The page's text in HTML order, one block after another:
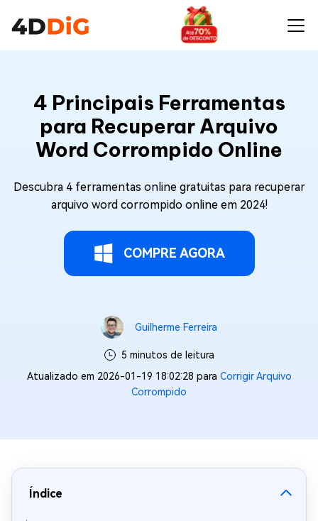
4 Principais Ferramentas
para Recuperar Arquivo
Word Corrompido Online
Descubra 4 ferramentas online gratuitas para recuperar
arquivo word corrompido online em 2024!
COMPRE AGORA
Guilherme Ferreira
5 minutos de leitura
Atualizado em 2026-01-19 18:02:28 para Corrigir Arquivo
Corrompido
Índice